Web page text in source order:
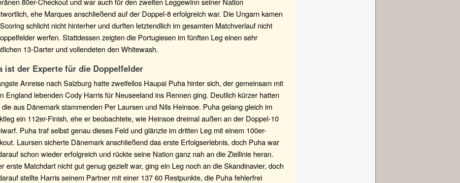
ehe Marques anschließend auf der Doppel-8 erfolgreich war. Die Ungarn kamen
schlicht nicht hinterher und durften letztendlich im gesamten Matchverlauf nicht
werfen. Stattdessen zeigten die Portugiesen im fünften Leg einen sehr
13-Darter und vollendeten den Whitewash.
ist der Experte für die Doppelfelder
Anreise nach Salzburg hatte zweifellos Haupai Puha hinter sich, der gemeinsam mit
England lebenden Cody Harris für Neuseeland ins Rennen ging. Deutlich kürzer hatten
die aus Dänemark stammenden Per Laursen und Nils Heinsoe. Puha gelang gleich im
ein 112er-Finish, ehe er beobachtete, wie Heinsoe dreimal außen an der Doppel-10
Puha traf selbst genau dieses Feld und glänzte im dritten Leg mit einem 100er-
Laursen sicherte Dänemark anschließend das erste Erfolgserlebnis, doch Puha war
schon wieder erfolgreich und rückte seine Nation ganz nah an die Ziellinie heran.
erste Matchdart nicht gut genug gezielt war, ging ein Leg noch an die Skandinavier, doch
stellte Harris seinem Partner mit einer 137 60 Restpunkte, die Puha fehlerfrei